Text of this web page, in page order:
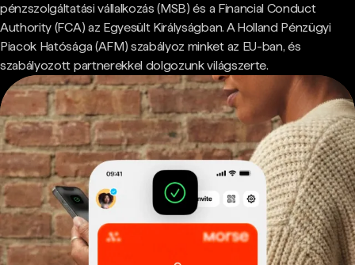
pénzszolgáltatási vállalkozás (MSB) és a Financial Conduct
Authority (FCA) az Egyesült Királyságban. A Holland Pénzügyi
Piacok Hatósága (AFM) szabályoz minket az EU-ban, és
szabályozott partnerekkel dolgozunk világszerte.